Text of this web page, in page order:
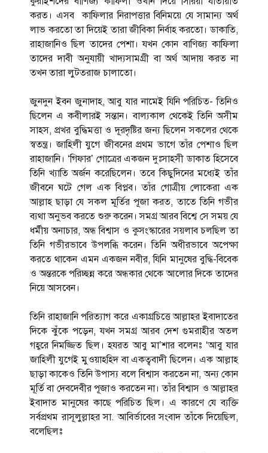
করত। এসব কাফিলার নিরাপত্তার বিনিময়ে যে সামান্য অর্থ
লাভ করতো তা দিয়েই তারা জীবিকা নির্বাহ করতো। ডাকাতি,
রাহাজানিও ছিল তাদের পেশা। যখন কোন বাণিজ্য কাফিলা
তাদের দাবী অনুযায়ী খাদ্যসামগ্রী বা অর্থ আদায় করত না
তখন তারা লুটতরাজ চালাতো।
জুনদুন ইবন জুনাদাহ, আবু যার নামেই যিনি পরিচিত- তিনিও
ছিলেন এ কবীলারই সন্তান। বাল্যকাল থেকেই তিনি অসীম
সাহস, প্রখর বুদ্ধিমত্তা ও দূরদৃষ্টির জন্য ছিলেন সকলের থেকে
স্বতন্ত্র। জাহিলী যুগে জীবনের প্রথম ভাগে তাঁর পেশাও ছিল
রাহাজানি। ‘গিফার’ গোত্রের একজন দুঃসাহসী ডাকাত হিসেবে
তিনি খ্যাতি অর্জন করেছিলেন। তবে কিছুদিনের মধ্যেই তাঁর
জীবনে ঘটে গেল এক বিপ্লব। তাঁর গোত্রীয় লোকেরা এক
আল্লাহ ছাড়া যে সকল মূর্তির পূজা করত, তাতে তিনি গভীর
ব্যথা অনুভব করতে শুরু করেন। সমগ্র আরব বিশ্বে সে সময় যে
ধর্মীয় অনাচার, অন্ধ বিশ্বাস ও কুসংস্কারের সয়লাব চলছিল তা
তিনি গভীরভাবে উপলব্ধি করেন। তিনি অধীরভাবে অপেক্ষা
করতে থাকেন এমন একজন নবীর, যিনি মানুষের বুদ্ধি-বিবেক
ও অন্তরকে পরিচ্ছন্ন করে অন্ধকার থেকে আলোর দিকে তাদের
নিয়ে আসবেন।
তিনি রাহাজানি পরিত্যাগ করে একাগ্রচিত্তে আল্লাহর ইবাদাতের
দিকে ঝুঁকে পড়েন, যখন সমগ্র আরব দেশ গুমরাহীর অতল
গহ্বরে নিমজ্জিত ছিল। হযরত আবু মা’শার বলেনঃ ‘আবু যার
জাহিলী যুগেই মুওয়াহহিদ বা একত্ববাদী ছিলেন। এক আল্লাহ
ছাড়া কাকেও তিনি উপাস্য বলে বিশ্বাস করতেন না, অন্য কোন
মূর্তি বা দেবদেবীর পূজাও করতেন না। তাঁর বিশ্বাস ও আল্লাহর
ইবাদাত মানুষের কাছে পরিচিত ছিল। এ কারণে যে ব্যক্তি
সর্বপ্রথম রাসূলুল্লাহর সা. আবির্ভাবের সংবাদ তাঁকে দিয়েছিল,
বলেছিলঃ